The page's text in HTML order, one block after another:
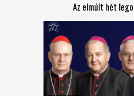
Az elmúlt hét